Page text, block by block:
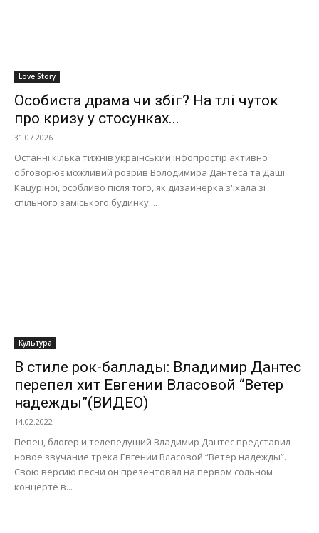
Love Story
Особиста драма чи збіг? На тлі чуток
про кризу у стосунках...
31.07.2026
Останні кілька тижнів український інфопростір активно
обговорює можливий розрив Володимира Дантеса та Даші
Кацуріної, особливо після того, як дизайнерка з'їхала зі
спільного заміського будинку....
Культура
В стиле рок-баллады: Владимир Дантес
перепел хит Евгении Власовой “Ветер
надежды”(ВИДЕО)
14.02.2022
Певец, блогер и телеведущий Владимир Дантес представил
новое звучание трека Евгении Власовой “Ветер надежды”.
Свою версию песни он презентовал на первом сольном
концерте в...